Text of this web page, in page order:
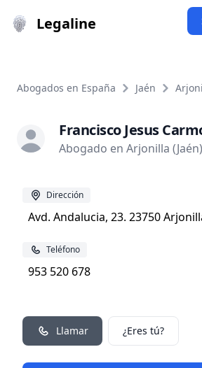
Legaline
Abogados en España Jaén
Francisco Jesus
Abogado en Arjonilla (Jaén)
Dirección
Avd. Andalucia, 23. 23750
Teléfono
953 520 678
Llamar ¿Eres tú?